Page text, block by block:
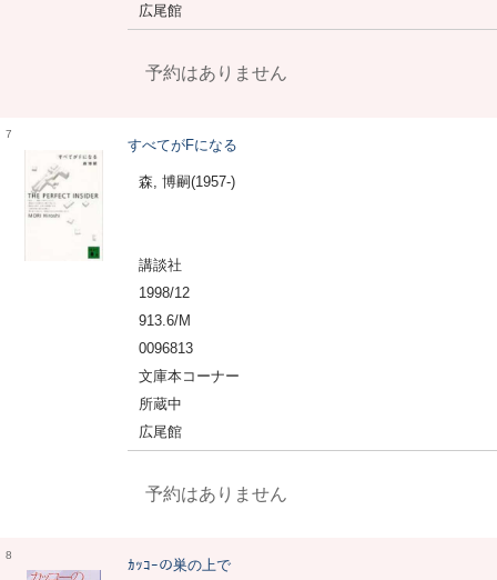
広尾館
予約はありません
7
すべてがFになる
森, 博嗣(1957-)
講談社
1998/12
913.6/M
0096813
文庫本コーナー
所蔵中
広尾館
予約はありません
8
ｶｯｺｰの巣の上で